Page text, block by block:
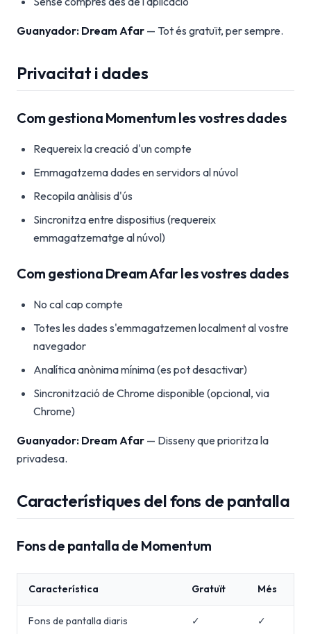
Guanyador: Dream Afar — Tot és gratuït, per sempre.
Privacitat i dades
Com gestiona Momentum les vostres dades
Requereix la creació d'un compte
Emmagatzema dades en servidors al núvol
Recopila anàlisis d'ús
Sincronitza entre dispositius (requereix
emmagatzematge al núvol)
Com gestiona Dream Afar les vostres dades
No cal cap compte
Totes les dades s'emmagatzemen localment al vostre
navegador
Analítica anònima mínima (es pot desactivar)
Sincronització de Chrome disponible (opcional, via
Chrome)
Guanyador: Dream Afar — Disseny que prioritza la
privadesa.
Característiques del fons de pantalla
Fons de pantalla de Momentum
Característica Gratuït Més
Fons de pantalla diaris ✓ ✓